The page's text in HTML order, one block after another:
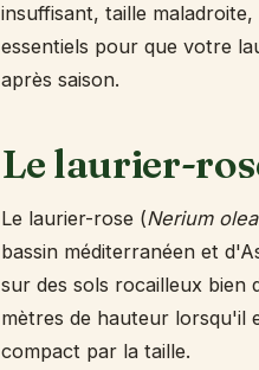
insuffisant, taille
essentiels pour que votre
après saison.
Le laurier-
Le laurier-rose (Nerium
bassin méditerranéen et
sur des sols rocailleux bien
mètres de hauteur lorsqu'il
compact par la taille.